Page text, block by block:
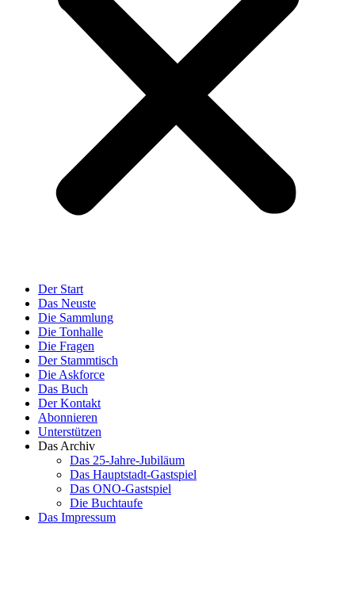
Der Start
Das Neuste
Die Sammlung
Die Tonhalle
Die Fragen
Der Stammtisch
Die Askforce
Das Buch
Der Kontakt
Abonnieren
Unterstützen
Das Archiv
Das 25-Jahre-Jubiläum
Das Hauptstadt-Gastspiel
Das ONO-Gastspiel
Die Buchtaufe
Das Impressum